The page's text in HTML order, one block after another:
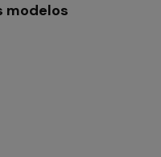
modelos